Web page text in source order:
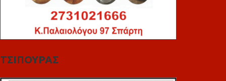
ΤΣΙΠΟΥΡΑΣ